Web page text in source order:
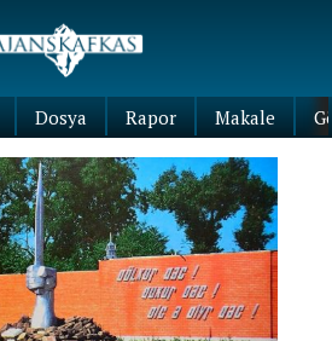
Dosya Rapor Makale